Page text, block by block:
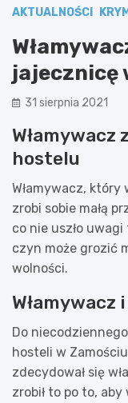
AKTUALNOŚCI
jajecznicę
31 sierpnia 2021
Włamywacz
hostelu
Włamywacz, który
zrobi sobie małą
co nie uszło
czyn może grozić
wolności.
Włamywacz
Do
hosteli w
zdecydował się
zrobił to po to,